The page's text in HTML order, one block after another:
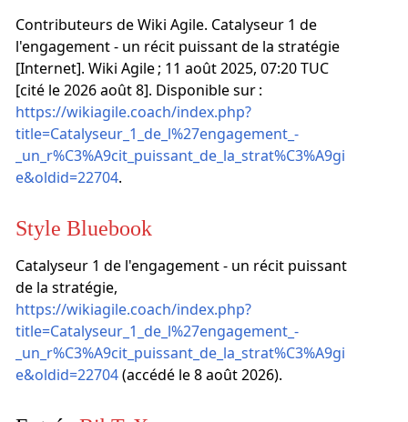
Contributeurs de Wiki Agile. Catalyseur 1 de
l'engagement - un récit puissant de la stratégie
[Internet]. Wiki Agile ; 11 août 2025, 07:20 TUC
[cité le 2026 août 8]. Disponible sur :
https://wikiagile.coach/index.php?
title=Catalyseur_1_de_l%27engagement_-
_un_r%C3%A9cit_puissant_de_la_strat%C3%A9gi
e&oldid=22704.
Style Bluebook
Catalyseur 1 de l'engagement - un récit puissant
de la stratégie,
https://wikiagile.coach/index.php?
title=Catalyseur_1_de_l%27engagement_-
_un_r%C3%A9cit_puissant_de_la_strat%C3%A9gi
e&oldid=22704(accédé le 8 août 2026).